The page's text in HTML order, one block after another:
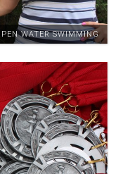
WATER SWIMMING